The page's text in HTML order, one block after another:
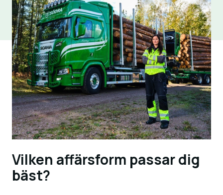
Vilken affärsform passar dig
bäst?